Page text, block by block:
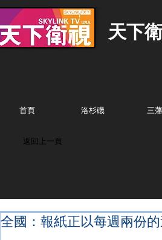
天下
首頁 洛杉磯 三
返回上一頁
全國：報紙正以每週兩份